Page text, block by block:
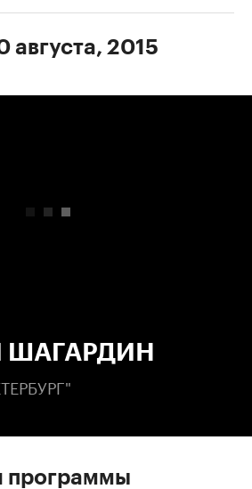
августа, 2015
программы